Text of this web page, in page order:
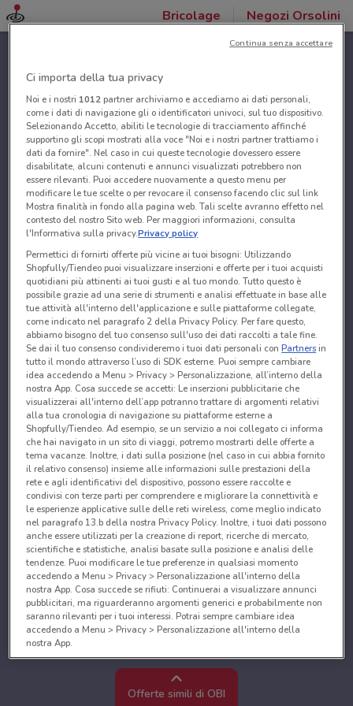
Bricolage Negozi Orsolini
Offerte simili di OBI
Ci importa della tua privacy
Noi e i nostri 1012partner archiviamo e accediamo ai dati personali,
come i dati di navigazione gli o identificatori univoci, sul tuo dispositivo.
Selezionando Accetto, abiliti le tecnologie di tracciamento affinché
supportino gli scopi mostrati alla voce "Noi e i nostri partner trattiamo i
dati da fornire". Nel caso in cui queste tecnologie dovessero essere
disabilitate, alcuni contenuti e annunci visualizzati potrebbero non
essere rilevanti. Puoi accedere nuovamente a questo menu per
modificare le tue scelte o per revocare il consenso facendo clic sul link
Mostra finalità in fondo alla pagina web. Tali scelte avranno effetto nel
contesto del nostro Sito web. Per maggiori informazioni, consulta
l'Informativa sulla privacy.Privacy policy
Permettici di fornirti offerte più vicine ai tuoi bisogni: Utilizzando
Shopfully/Tiendeo puoi visualizzare inserzioni e offerte per i tuoi acquisti
quotidiani più attinenti ai tuoi gusti e al tuo mondo. Tutto questo è
possibile grazie ad una serie di strumenti e analisi effettuate in base alle
tue attività all'interno dell'applicazione e sulle piattaforme collegate,
come indicato nel paragrafo 2 della Privacy Policy. Per fare questo,
abbiamo bisogno del tuo consenso sull'uso dei dati raccolti a tale fine.
Se dai il tuo consenso condivideremo i tuoi dati personali conPartnersin
tutto il mondo attraverso l’uso di SDK esterne. Puoi sempre cambiare
idea accedendo a Menu > Privacy > Personalizzazione, all’interno della
nostra App. Cosa succede se accetti: Le inserzioni pubblicitarie che
visualizzerai all'interno dell’app potranno trattare di argomenti relativi
alla tua cronologia di navigazione su piattaforme esterne a
Shopfully/Tiendeo. Ad esempio, se un servizio a noi collegato ci informa
che hai navigato in un sito di viaggi, potremo mostrarti delle offerte a
tema vacanze. Inoltre, i dati sulla posizione (nel caso in cui abbia fornito
il relativo consenso) insieme alle informazioni sulle prestazioni della
rete e agli identificativi del dispositivo, possono essere raccolte e
condivisi con terze parti per comprendere e migliorare la connettività e
le esperienze applicative sulle delle reti wireless, come meglio indicato
nel paragrafo 13.b della nostra Privacy Policy. Inoltre, i tuoi dati possono
anche essere utilizzati per la creazione di report, ricerche di mercato,
scientifiche e statistiche, analisi basate sulla posizione e analisi delle
tendenze. Puoi modificare le tue preferenze in qualsiasi momento
accedendo a Menu > Privacy > Personalizzazione all'interno della
nostra App. Cosa succede se rifiuti: Continuerai a visualizzare annunci
pubblicitari, ma riguarderanno argomenti generici e probabilmente non
saranno rilevanti per i tuoi interessi. Potrai sempre cambiare idea
accedendo a Menu > Privacy > Personalizzazione all'interno della
nostra App.
Noi e i nostri partner trattiamo i dati per fornire:
Utilizzare dati di geolocalizzazione precisi. Scansione attiva delle
caratteristiche del dispositivo ai fini dell’identificazione. Archiviare
Continua senza accettare